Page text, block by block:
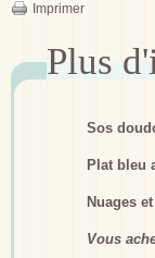
Imprimer
Sos
Plat bleu
Nuages
Vous